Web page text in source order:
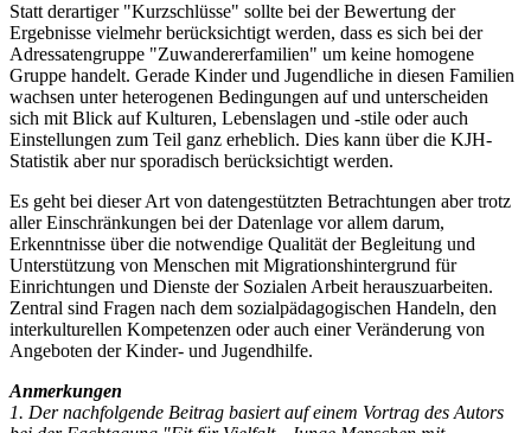
Statt derartiger "Kurzschlüsse" sollte bei der Bewertung der
Ergebnisse vielmehr berücksichtigt werden, dass es sich bei der
Adressatengruppe "Zuwandererfamilien" um keine homogene
Gruppe handelt. Gerade Kinder und Jugendliche in diesen Familien
wachsen unter heterogenen Bedingungen auf und unterscheiden
sich mit Blick auf Kulturen, Lebenslagen und -stile oder auch
Einstellungen zum Teil ganz erheblich. Dies kann über die KJH-
Statistik aber nur sporadisch berücksichtigt werden.
Es geht bei dieser Art von datengestützten Betrachtungen aber trotz
aller Einschränkungen bei der Datenlage vor allem darum,
Erkenntnisse über die notwendige Qualität der Begleitung und
Unterstützung von Menschen mit Migra­tions­hintergrund für
Einrichtungen und Dienste der Sozialen Arbeit herauszuarbeiten.
Zentral sind Fragen nach dem sozialpädagogischen Handeln, den
interkulturellen Kompetenzen oder auch einer Veränderung von
Angeboten der Kinder- und Jugendhilfe.
Anmerkungen
1. Der nachfolgende Beitrag basiert auf einem Vortrag des Autors